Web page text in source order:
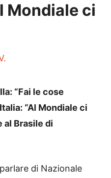
Mondiale ci
“Fai le cose
“Al Mondiale ci
al Brasile di
di Nazionale